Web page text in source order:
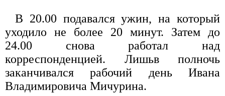
В 20.00 подавался ужин, на который
уходило не более 20 минут. Затем до
24.00 снова работал над
корреспонденцией. Лишьв полночь
заканчивался рабочий день Ивана
Владимировича Мичурина.